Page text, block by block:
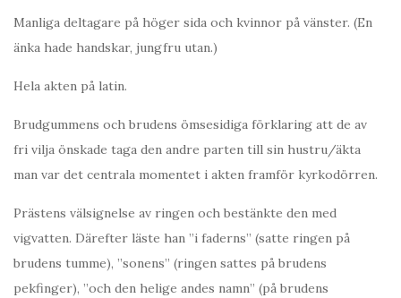
Manliga deltagare på höger sida och kvinnor på vänster. (En
änka hade handskar, jungfru utan.)
Hela akten på latin.
Brudgummens och brudens ömsesidiga förklaring att de av
fri vilja önskade taga den andre parten till sin hustru/äkta
man var det centrala momentet i akten framför kyrkodörren.
Prästens välsignelse av ringen och bestänkte den med
vigvatten. Därefter läste han ”i faderns” (satte ringen på
brudens tumme), ”sonens” (ringen sattes på brudens
pekfinger), ”och den helige andes namn” (på brudens